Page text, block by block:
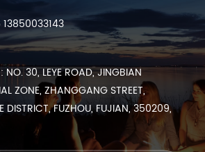
30, LEYE ROAD, JINGBIAN
ZONE, ZHANGGANG STREET,
DISTRICT, FUZHOU, FUJIAN, 350209,